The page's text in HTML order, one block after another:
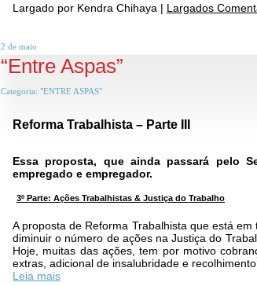
Largado por Kendra Chihaya | Largados
2 de maio
“Entre Aspas”
Categoria: "ENTRE ASPAS"
Reforma Trabalhista – Parte III
Essa proposta, que ainda passará pelo
empregado e empregador.
3º Parte: Ações Trabalhistas & Justiça do Trabalho
A proposta de Reforma Trabalhista que está
diminuir o número de ações na Justiça do
Hoje, muitas das ações, tem por motivo
extras, adicional de insalubridade e recolhimento
Leia mais